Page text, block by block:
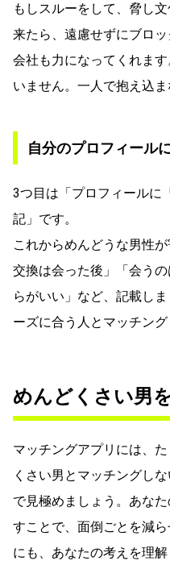
もしスルーをして、脅し
来たら、遠慮せずにブロ
会社も力になってくれま
いません。一人で抱え込ま
自分のプロフィール
3つ目は「プロフィールに
記」です。
これからめんどうな男性
交換は会った後」「会う
らがいい」など、記載し
ーズに合う人とマッチング
めんどくさい男
マッチングアプリには、
くさい男とマッチングし
で見極めましょう。あな
すことで、面倒ごとを減
にも、あなたの考えを理